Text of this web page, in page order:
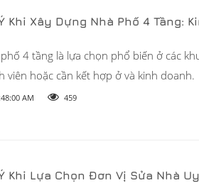
Khi Xây Dựng Nhà Phố 4 Tầng:
4 tầng là lựa chọn phổ biến ở các
viên hoặc cần kết hợp ở và kinh doanh.
AM 459
Khi Lựa Chọn Đơn Vị Sửa Nhà